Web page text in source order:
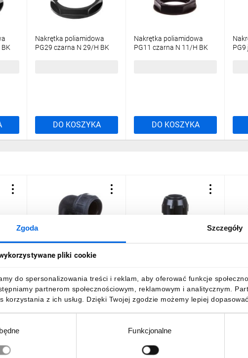
Zgoda Szczegóły
pliki cookie
do spersonalizowania treści i reklam, aby oferować funkcje
partnerom społecznościowym, reklamowym i analitycznym.
korzystania z ich usług. Dzięki Twojej zgodzie możemy lepiej
Funkcjonalne
Nakrętka poliamidowa
PG29 czarna N 29/H BK
DO KOSZYKA
Nakrętka poliamidowa
PG11 czarna N 11/H BK
DO KOSZYKA
do
IP66
Dławnica polipropylenowa
do rury ochronnej PG29
07020100601 /10szt./
972,81 złbrutto
07030100701
17,37 zł brutto
BK
/10